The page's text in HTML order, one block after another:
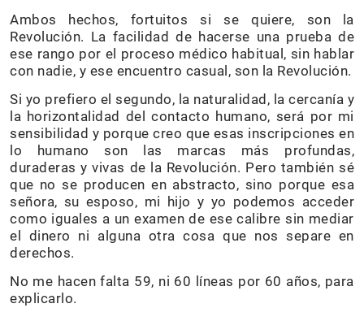
Ambos hechos, fortuitos si se quiere, son la
Revolución. La facilidad de hacerse una prueba de
ese rango por el proceso médico habitual, sin hablar
con nadie, y ese encuentro casual, son la Revolución.
Si yo prefiero el segundo, la naturalidad, la cercanía y
la horizontalidad del contacto humano, será por mi
sensibilidad y porque creo que esas inscripciones en
lo humano son las marcas más profundas,
duraderas y vivas de la Revolución. Pero también sé
que no se producen en abstracto, sino porque esa
señora, su esposo, mi hijo y yo podemos acceder
como iguales a un examen de ese calibre sin mediar
el dinero ni alguna otra cosa que nos separe en
derechos.
No me hacen falta 59, ni 60 líneas por 60 años, para
explicarlo.